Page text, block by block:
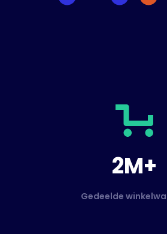
2M+
Gedeelde